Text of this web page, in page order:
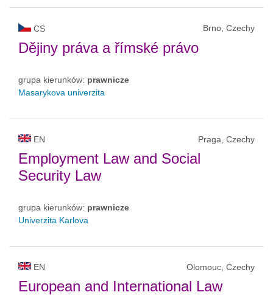
CS Brno, Czechy
Dějiny práva a římské právo
grupa kierunków: prawnicze
Masarykova univerzita
EN Praga, Czechy
Employment Law and Social
Security Law
grupa kierunków: prawnicze
Univerzita Karlova
EN Olomouc, Czechy
European and International Law